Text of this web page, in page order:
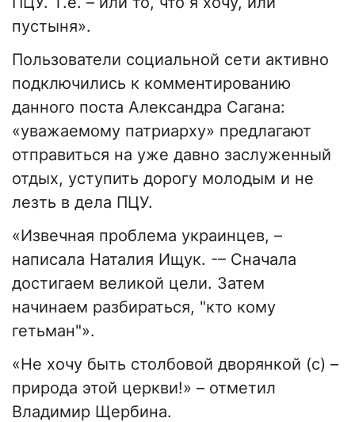
пустыня».
Пользователи социальной сети активно
подключились к комментированию
данного поста Александра Сагана:
«уважаемому патриарху» предлагают
отправиться на уже давно заслуженный
отдых, уступить дорогу молодым и не
лезть в дела ПЦУ.
«Извечная проблема украинцев, –
написала Наталия Ищук. -– Сначала
достигаем великой цели. Затем
начинаем разбираться, "кто кому
гетьман"».
«Не хочу быть столбовой дворянкой (с) –
природа этой церкви!» – отметил
Владимир Щербина.